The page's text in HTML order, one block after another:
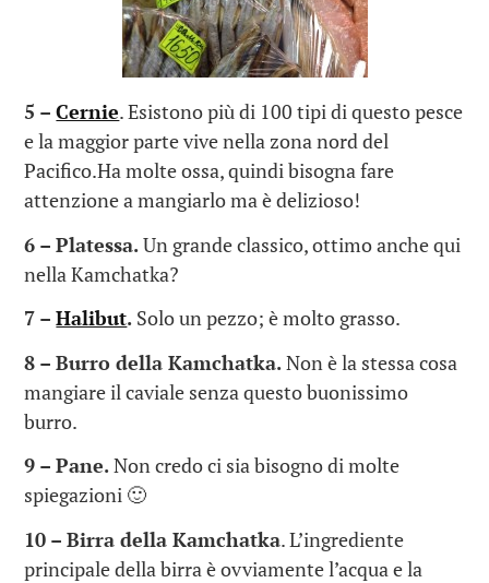
5 –Cernie. Esistono più di 100 tipi di questo pesce
e la maggior parte vive nella zona nord del
Pacifico.Ha molte ossa, quindi bisogna fare
attenzione a mangiarlo ma è delizioso!
6 – Platessa.Un grande classico, ottimo anche qui
nella Kamchatka?
7 –Halibut. Solo un pezzo; è molto grasso.
8 – Burro della Kamchatka.Non è la stessa cosa
mangiare il caviale senza questo buonissimo
burro.
9 – Pane.Non credo ci sia bisogno di molte
spiegazioni 🙂
10 – Birra della Kamchatka. L’ingrediente
principale della birra è ovviamente l’acqua e la